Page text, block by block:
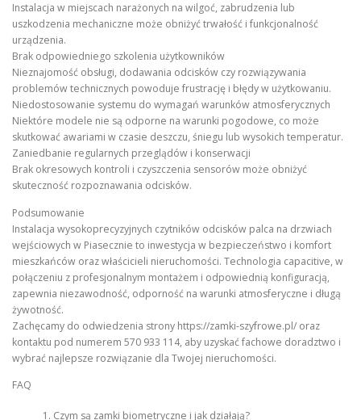
Instalacja w miejscach narażonych na wilgoć, zabrudzenia lub
uszkodzenia mechaniczne może obniżyć trwałość i funkcjonalność
urządzenia.
Brak odpowiedniego szkolenia użytkowników
Nieznajomość obsługi, dodawania odcisków czy rozwiązywania
problemów technicznych powoduje frustrację i błędy w użytkowaniu.
Niedostosowanie systemu do wymagań warunków atmosferycznych
Niektóre modele nie są odporne na warunki pogodowe, co może
skutkować awariami w czasie deszczu, śniegu lub wysokich temperatur.
Zaniedbanie regularnych przeglądów i konserwacji
Brak okresowych kontroli i czyszczenia sensorów może obniżyć
skuteczność rozpoznawania odcisków.
Podsumowanie
Instalacja wysokoprecyzyjnych czytników odcisków palca na drzwiach
wejściowych w Piasecznie to inwestycja w bezpieczeństwo i komfort
mieszkańców oraz właścicieli nieruchomości. Technologia capacitive, w
połączeniu z profesjonalnym montażem i odpowiednią konfiguracją,
zapewnia niezawodność, odporność na warunki atmosferyczne i długą
żywotność.
Zachęcamy do odwiedzenia strony https://zamki-szyfrowe.pl/ oraz
kontaktu pod numerem 570 933 114, aby uzyskać fachowe doradztwo i
wybrać najlepsze rozwiązanie dla Twojej nieruchomości.
FAQ
Czym są zamki biometryczne i jak działają?